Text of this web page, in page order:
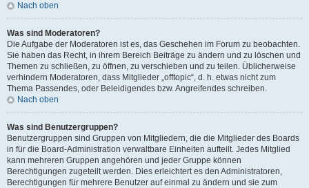
Nach oben
Was sind Moderatoren?
Die Aufgabe der Moderatoren ist es, das Geschehen im Forum zu beobachten.
Sie haben das Recht, in ihrem Bereich Beiträge zu ändern und zu löschen und
Themen zu schließen, zu öffnen, zu verschieben und zu teilen. Üblicherweise
verhindern Moderatoren, dass Mitglieder „offtopic“, d. h. etwas nicht zum
Thema Passendes, oder Beleidigendes bzw. Angreifendes schreiben.
Nach oben
Was sind Benutzergruppen?
Benutzergruppen sind Gruppen von Mitgliedern, die die Mitglieder des Boards
in für die Board-Administration verwaltbare Einheiten aufteilt. Jedes Mitglied
kann mehreren Gruppen angehören und jeder Gruppe können
Berechtigungen zugeteilt werden. Dies erleichtert es den Administratoren,
Berechtigungen für mehrere Benutzer auf einmal zu ändern und sie zum